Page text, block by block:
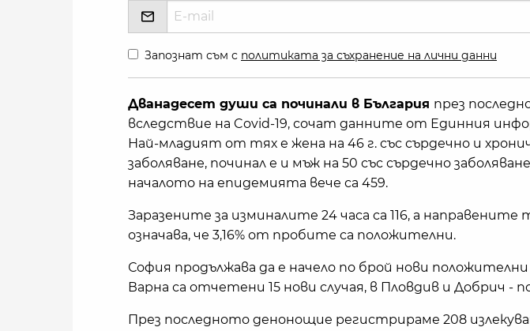
Запознат съм с политиката за съхранение на лични данни
Дванадесет души са починали в България през
вследствие на Covid-19, сочат данните от Единния
Най-младият от тях е жена на 46 г. със сърдечно и
заболяване, починал е и мъж на 50 със сърдечно
началото на епидемията вече са 459.
Заразените за изминалите 24 часа са 116, а направените
означава, че 3,16% от пробите са положителни.
София продължава да е начело по брой нови
Варна са отчетени 15 нови случая, в Пловдив и Добрич - по
През последното денонощие регистрираме 208